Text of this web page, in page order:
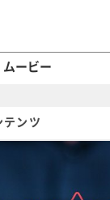
ムービー
ンツ